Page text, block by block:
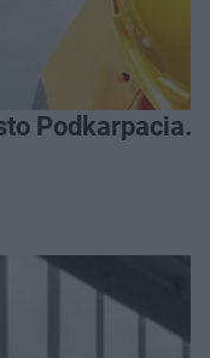
Podkarpacia.